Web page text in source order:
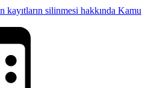
kayıtların silinmesi hakkında Kamu